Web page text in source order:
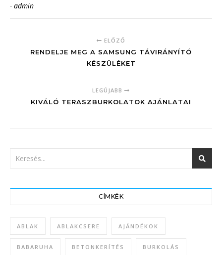
- admin
ELŐZŐ
RENDELJE MEG A SAMSUNG TÁVIRÁNYÍTÓ
KÉSZÜLÉKET
LEGÚJABB
KIVÁLÓ TERASZBURKOLATOK AJÁNLATAI
CÍMKÉK
ABLAK ABLAKCSERE AJÁNDÉKOK
BABARUHA BETONKERÍTÉS BURKOLÁS